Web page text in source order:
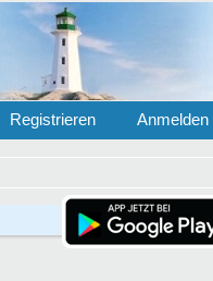
Anmelden
Registrieren